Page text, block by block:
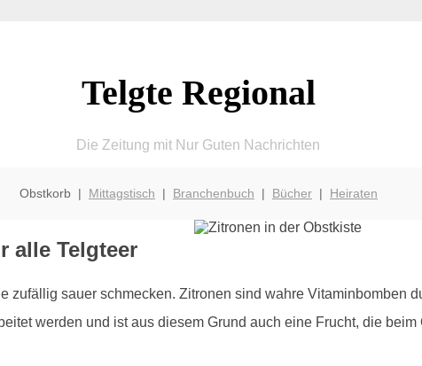
Telgte Regional
Die Zeitung mit Nur Guten Nachrichten
Obstkorb | Mittagstisch | Branchenbuch | Bücher| Heiraten
alle Telgteer
zufällig sauer schmecken. Zitronen sind wahre Vitaminbomben
werden und ist aus diesem Grund auch eine Frucht, die